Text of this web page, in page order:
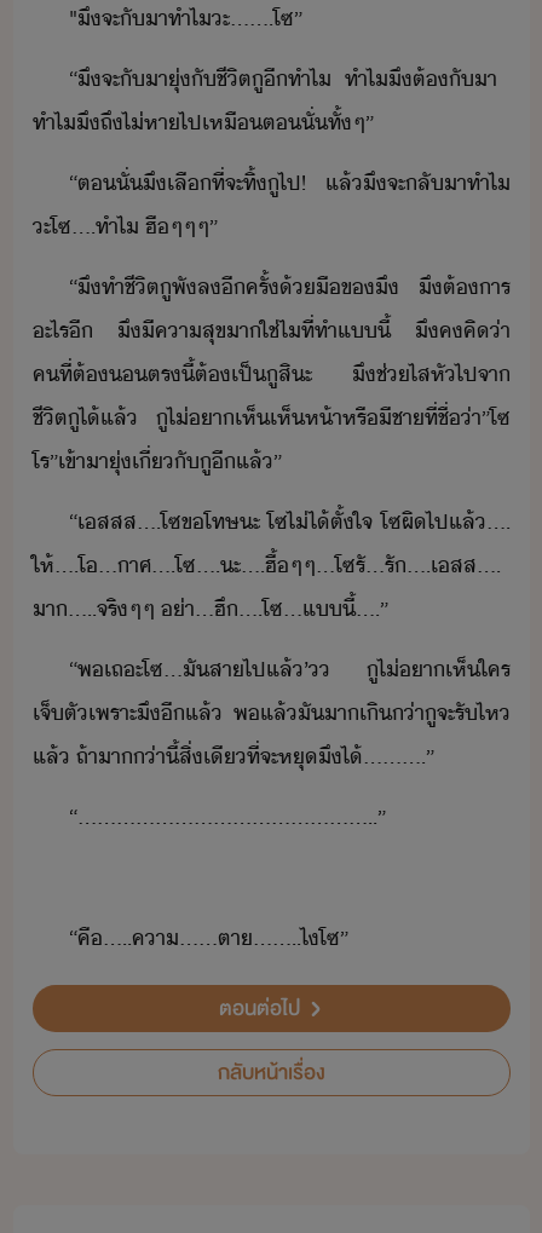
"​ึ​จะ​ั​าทำ​ไ​ะ​…​…​.​โซ​”
“​ึ​จะ​ั​าุ​่​ั​ชีิต​ู​ี​ทำไ​ ​ทำไ​ึ​ต้​ั​า​ ​
ทำไ​ึ​ถึ​ไ่​หา​ไป​เหื​ต​ั่​ทั้ๆ​”
“​ต​ั่​ึ​เลื​ที่จะ​ทิ้​ู​ไป​!​ ​แล้​ึ​จะ​ลัา​ทำไ​
ะ​โซ​…​.​ทำไ​ ​ฮืๆ​ๆ​ๆ​”
“​ึ​ทำ​ชีิต​ู​พั​ล​ีครั้​้ื​ข​ึ​ ​ึ​ต้าร​
ะไร​ี​ ​ึ​ีคาสุข​า​ใช่​ไ​ที่​ทำ​แี้​ ​ึ​ค​คิ​่า​
คที​่​ต้​​ตรี้​ต้​เป็​ู​สิะ​ ​ึ​ช่​ไสหัไป​จา​
ชีิต​ู​ไ้​แล้​ ​ู​ไ่​า​เห็​เห็​ห้า​หรื​ี​ชา​ที่​ชื่่า​”​โซ​
โร​”​เข้าา​ุ่เี่​ั​ู​ีแล้​”
“​เส​สส​…​.​โซ​ขโทษ​ะ​ ​โซ​ไ่ไ้ตั้ใจ​ ​โซ​ผิ​ไป​แล้​…​.​
ให้​…​.​โ​…​าศ​…​.​โซ​…​.​ะ​…​.​ฮื้​ๆ​ๆ​…​โซรั​…​รั​…​.​เสส​…​.​
า​…​..​จริๆ​ๆ​ ​่า​…​ฮึ​…​.​โซ​…​แี้​…​.​”
“​พ​เถะ​โซ​…​ั​สา​ไป​แล้​’​​ ​ู​ไ่​า​เห็​ใคร​
เจ็ตั​เพราะ​ึ​ีแล้​ ​พแล้​ั​า​เิ​่า​ู​จะ​รั​ไห​
แล้​ ​ถ้า​า่า​ี้​สิ่​เี​ที่จะ​หุ​ึ​ไ้​…​…​…​.​”
“​…​…​…​…​…​…​…​…​…​…​…​…​…​…​…​..​”
“​คื​…​..​คา​…​…​ตา​…​…​..​ไ​โซ​”
ตอนต่อไป
กลับหน้าเรื่อง